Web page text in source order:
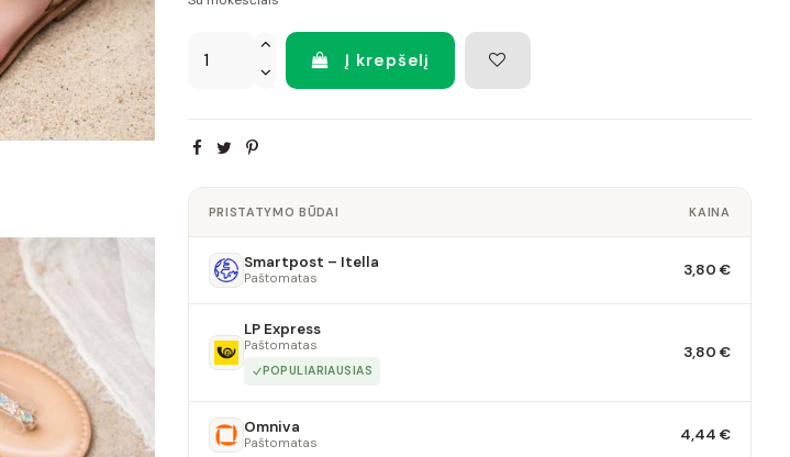
Į krepšelį
PRISTATYMO BŪDAI KAINA
Smartpost – Itella
Paštomatas 3,80 €
LP Express
Paštomatas
POPULIARIAUSIAS
3,80 €
Omniva
Paštomatas 4,44 €